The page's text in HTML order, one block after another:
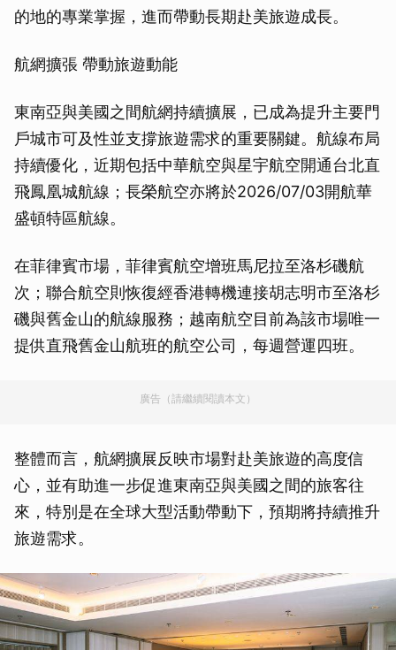
的地的專業掌握，進而帶動長期赴美旅遊成長。
航網擴張 帶動旅遊動能
東南亞與美國之間航網持續擴展，已成為提升主要門
戶城市可及性並支撐旅遊需求的重要關鍵。航線布局
持續優化，近期包括中華航空與星宇航空開通台北直
飛鳳凰城航線；長榮航空亦將於2026/07/03開航華
盛頓特區航線。
在菲律賓市場，菲律賓航空增班馬尼拉至洛杉磯航
次；聯合航空則恢復經香港轉機連接胡志明市至洛杉
磯與舊金山的航線服務；越南航空目前為該市場唯一
提供直飛舊金山航班的航空公司，每週營運四班。
廣告（請繼續閱讀本文）
整體而言，航網擴展反映市場對赴美旅遊的高度信
心，並有助進一步促進東南亞與美國之間的旅客往
來，特別是在全球大型活動帶動下，預期將持續推升
旅遊需求。